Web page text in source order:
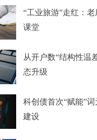
“工业旅游”走红：
课堂
从开户数“结构性温
态升级
科创债首次“赋能”
建设